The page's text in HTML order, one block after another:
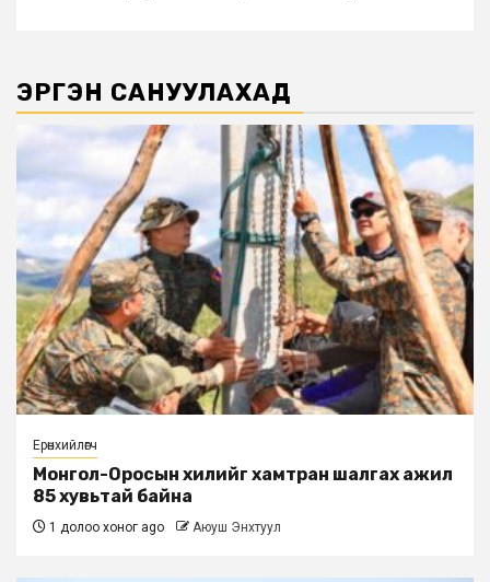
ЭРГЭН САНУУЛАХАД
Ерөнхийлөгч
Монгол-Оросын хилийг хамтран шалгах ажил
85 хувьтай байна
1 долоо хоног ago Аюуш Энхтуул